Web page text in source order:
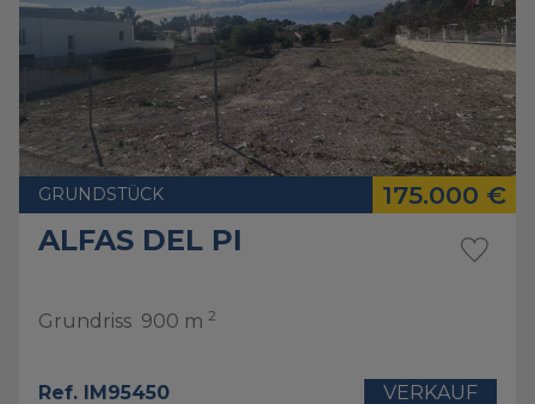
GRUNDSTÜCK 175.000 €
ALFAS DEL PI
Grundriss 900 m 2
Ref. IM95450 VERKAUF